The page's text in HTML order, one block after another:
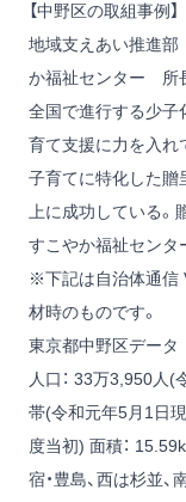
【中野区の取組事例】
地域支えあい推進
か福祉センター 所
全国で進行する少子
育て支援に力を入れ
子育てに特化した贈
上に成功している
すこやか福祉センタ
※下記は自治体通信
材時のものです。
東京都中野区データ
人口： 33万3,950人
帯(令和元年5月1日
度当初) 面積：
宿・豊島、西は杉並